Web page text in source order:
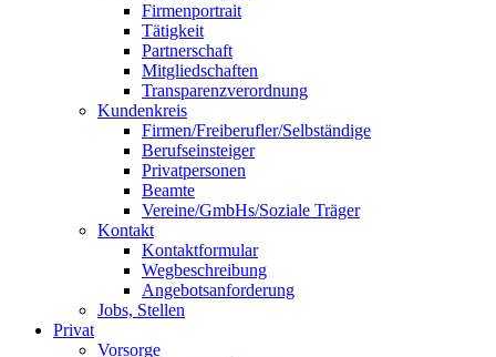
Firmenportrait
Tätigkeit
Partnerschaft
Mitgliedschaften
Transparenzverordnung
Kundenkreis
Firmen/Freiberufler/Selbständige
Berufseinsteiger
Privatpersonen
Beamte
Vereine/GmbHs/Soziale Träger
Kontakt
Kontaktformular
Wegbeschreibung
Angebotsanforderung
Jobs, Stellen
Privat
Vorsorge